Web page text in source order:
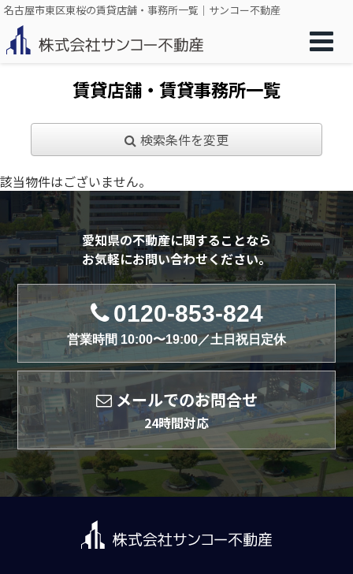
名古屋市東区東桜の賃貸店舗・事務所一覧｜サンコー不動産
賃貸店舗・賃貸事務所一覧
検索条件を変更
該当物件はございません。
愛知県の不動産に関することなら
お気軽にお問い合わせください。
0120-853-824
営業時間 10:00〜19:00／土日祝日定休
メールでのお問合せ
24時間対応